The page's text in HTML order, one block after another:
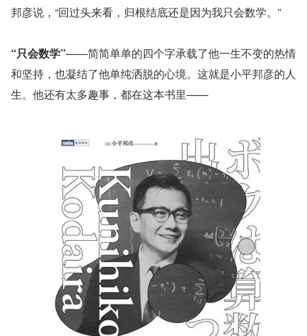
邦彦说，“回过头来看，归根结底还是因为我只会数学。”
“只会数学”——简简单单的四个字承载了他一生不变的热情
和坚持，也凝结了他单纯洒脱的心境。这就是小平邦彦的人
生。他还有太多趣事，都在这本书里——